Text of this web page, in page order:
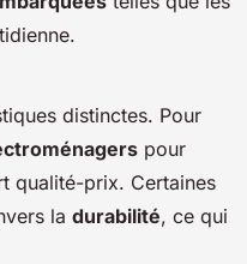
distinctes. Pour
pour
qualité-prix. Certaines
la durabilité, ce qui